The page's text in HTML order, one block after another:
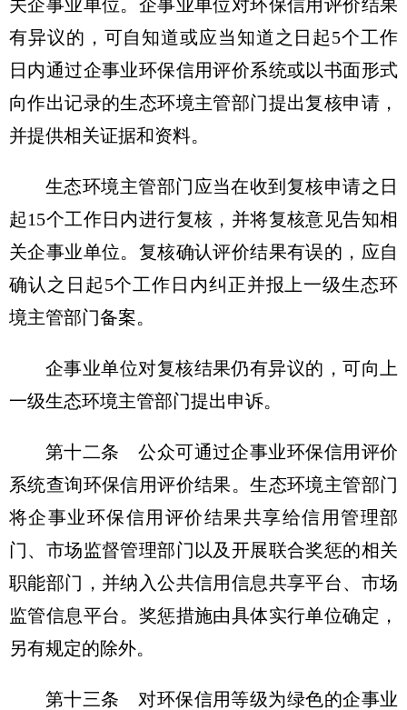
关企事业单位。企事业单位对环保信用评价结果
有异议的，可自知道或应当知道之日起5个工作
日内通过企事业环保信用评价系统或以书面形式
向作出记录的生态环境主管部门提出复核申请，
并提供相关证据和资料。
生态环境主管部门应当在收到复核申请之日
起15个工作日内进行复核，并将复核意见告知相
关企事业单位。复核确认评价结果有误的，应自
确认之日起5个工作日内纠正并报上一级生态环
境主管部门备案。
企事业单位对复核结果仍有异议的，可向上
一级生态环境主管部门提出申诉。
第十二条 公众可通过企事业环保信用评价
系统查询环保信用评价结果。生态环境主管部门
将企事业环保信用评价结果共享给信用管理部
门、市场监督管理部门以及开展联合奖惩的相关
职能部门，并纳入公共信用信息共享平台、市场
监管信息平台。奖惩措施由具体实行单位确定，
另有规定的除外。
第十三条 对环保信用等级为绿色的企事业